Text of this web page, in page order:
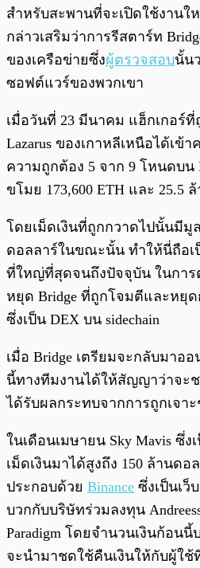
สำหรับสะพานที่จะเปิดใช้งานใ
กล่าวเสริมว่าการรีสตาร์ท
ของเครือข่ายซึ่งผู้ตรวจสอบนั้น
ซอฟต์แวร์ของพวกเขา
เมื่อวันที่ 23 มีนาคม แฮ็กเกอร์
Lazarus ของเกาหลีเหนือได้เ
ความถูกต้อง 5 จาก 9 โหนดบน
ขโมย 173,600 ETH และ 25.5
โดยเม็ดเงินที่ถูกกวาดไปนั้นมีมู
ดอลลาร์ในขณะนั้น ทำให้นี่ถือเ
ที่ใหญ่ที่สุดจนถึงปัจจุบัน ในกา
หยุด Bridge ที่ถูกโจมตีและหยุด
ซึ่งเป็น DEX บน sidechain
เมื่อ Bridge เตรียมจะกลับมาอ
นี้ทางทีมงานได้ให้สัญญาว่าจะ
ได้รับผลกระทบจากการถูกเจา
ในเดือนเมษายน Sky Mavis ซึ่
เม็ดเงินมาได้สูงถึง 150 ล้านด
ประกอบด้วย Binance ซึ่งเป็นเ
บวกกับบริษัทร่วมลงทุน
Paradigm โดยจำนวนเงินก้อนนี้
จะนำมาชดใช้คืนเงินให้กับผู้ใช้